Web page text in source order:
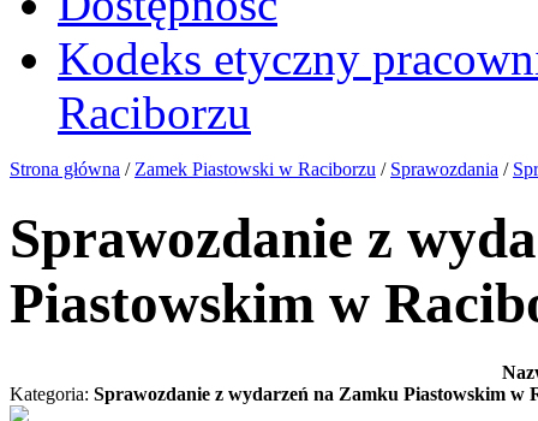
Kodeks etyczny
Raciborzu
Strona główna / Zamek Piastowski w Raciborzu / Sprawozdania /
Sprawozdanie z
Piastowskim w
Kategoria: Sprawozdanie z wydarzeń na Zamku Piastowskim w